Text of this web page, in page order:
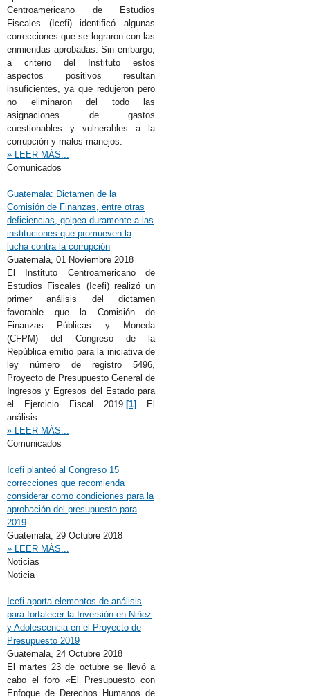
Centroamericano de Estudios
Fiscales (Icefi) identificó algunas
correcciones que se lograron con las
enmiendas aprobadas. Sin embargo,
a criterio del Instituto estos
aspectos positivos resultan
insuficientes, ya que redujeron pero
no eliminaron del todo las
asignaciones de gastos
cuestionables y vulnerables a la
corrupción y malos manejos.
» LEER MÁS...
Comunicados
Guatemala: Dictamen de la
Comisión de Finanzas, entre otras
deficiencias, golpea duramente a las
instituciones que promueven la
lucha contra la corrupción
Guatemala, 01 Noviembre 2018
El Instituto Centroamericano de
Estudios Fiscales (Icefi) realizó un
primer análisis del dictamen
favorable que la Comisión de
Finanzas Públicas y Moneda
(CFPM) del Congreso de la
República emitió para la iniciativa de
ley número de registro 5496,
Proyecto de Presupuesto General de
Ingresos y Egresos del Estado para
el Ejercicio Fiscal 2019. [1]
El
análisis
» LEER MÁS...
Comunicados
Icefi planteó al Congreso 15
correcciones que recomienda
considerar como condiciones para la
aprobación del presupuesto para
2019
Guatemala, 29 Octubre 2018
» LEER MÁS...
Noticias
Noticia
Icefi aporta elementos de análisis
para fortalecer la Inversión en Niñez
y Adolescencia en el Proyecto de
Presupuesto 2019
Guatemala, 24 Octubre 2018
El martes 23 de octubre se llevó a
cabo el foro «El Presupuesto con
Enfoque de Derechos Humanos de